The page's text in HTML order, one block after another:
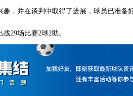
，并在谈判中取得了进展，球员已准备
29场比赛2球2助。